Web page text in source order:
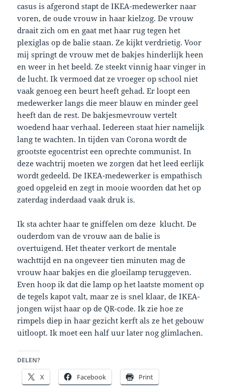
casus is afgerond stapt de IKEA-medewerker naar
voren, de oude vrouw in haar kielzog. De vrouw
draait zich om en gaat met haar rug tegen het
plexiglas op de balie staan. Ze kijkt verdrietig. Voor
mij springt de vrouw met de bakjes hinderlijk heen
en weer in het beeld. Ze steekt vinnig haar vinger in
de lucht. Ik vermoed dat ze vroeger op school niet
vaak genoeg een beurt heeft gehad. Er loopt een
medewerker langs die meer blauw en minder geel
heeft dan de rest. De bakjesmevrouw vertelt
woedend haar verhaal. Iedereen staat hier namelijk
lang te wachten. In tijden van Corona wordt de
grootste egocentrist een oprechte communist. In
deze wachtrij moeten we zorgen dat het leed eerlijk
wordt gedeeld. De IKEA-medewerker is empathisch
goed opgeleid en zegt in mooie woorden dat het op
zaterdag inderdaad vaak druk is.
Ik sta achter haar te gniffelen om deze klucht. De
ouderdom van de vrouw aan de balie is
overtuigend. Het theater verkort de mentale
wachttijd en na ongeveer tien minuten mag de
vrouw haar bakjes en die gloeilamp teruggeven.
Even hoop ik dat die lamp op het laatste moment op
de tegels kapot valt, maar ze is snel klaar, de IKEA-
jongen wijst haar op de QR-code. Ik zie hoe ze
rimpels diep in haar gezicht kerft als ze het gebouw
uitloopt. Ik moet een half uur later nog glimlachen.
DELEN?
X Facebook Print